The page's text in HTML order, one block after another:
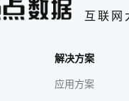
互联网
解决方案
应用方案